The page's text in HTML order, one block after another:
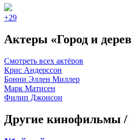
+29
Актеры «Город и
Смотреть всех актёров
Крис Андерссон
Бонни Эллен Миллер
Марк Матисен
Филип Джонсон
Другие кинофильмы /